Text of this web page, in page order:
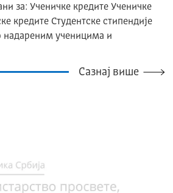
за: Ученичке кредите Ученичке
кредите Студентске стипендије
надареним ученицима и
Сазнај више